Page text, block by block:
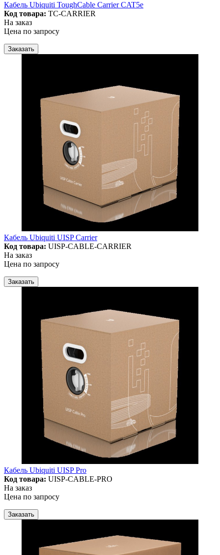
Кабель Ubiquiti ToughCable Carrier CAT5e
Код товара: TC-CARRIER
На заказ
Цена по запросу
Заказать
Кабель Ubiquiti UISP Carrier
Код товара: UISP-CABLE-CARRIER
На заказ
Цена по запросу
Заказать
Кабель Ubiquiti UISP Pro
Код товара: UISP-CABLE-PRO
На заказ
Цена по запросу
Заказать